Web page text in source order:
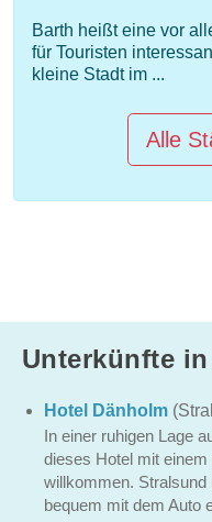
Barth heißt eine vor
für Touristen
kleine Stadt im ...
Alle
Unterkünfte
Hotel Dänholm
In einer ruhigen Lage
dieses Hotel mit
willkommen.
bequem mit dem Auto